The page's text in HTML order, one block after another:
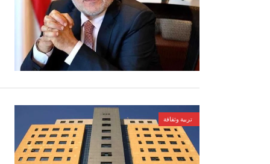
تربية وثقافة